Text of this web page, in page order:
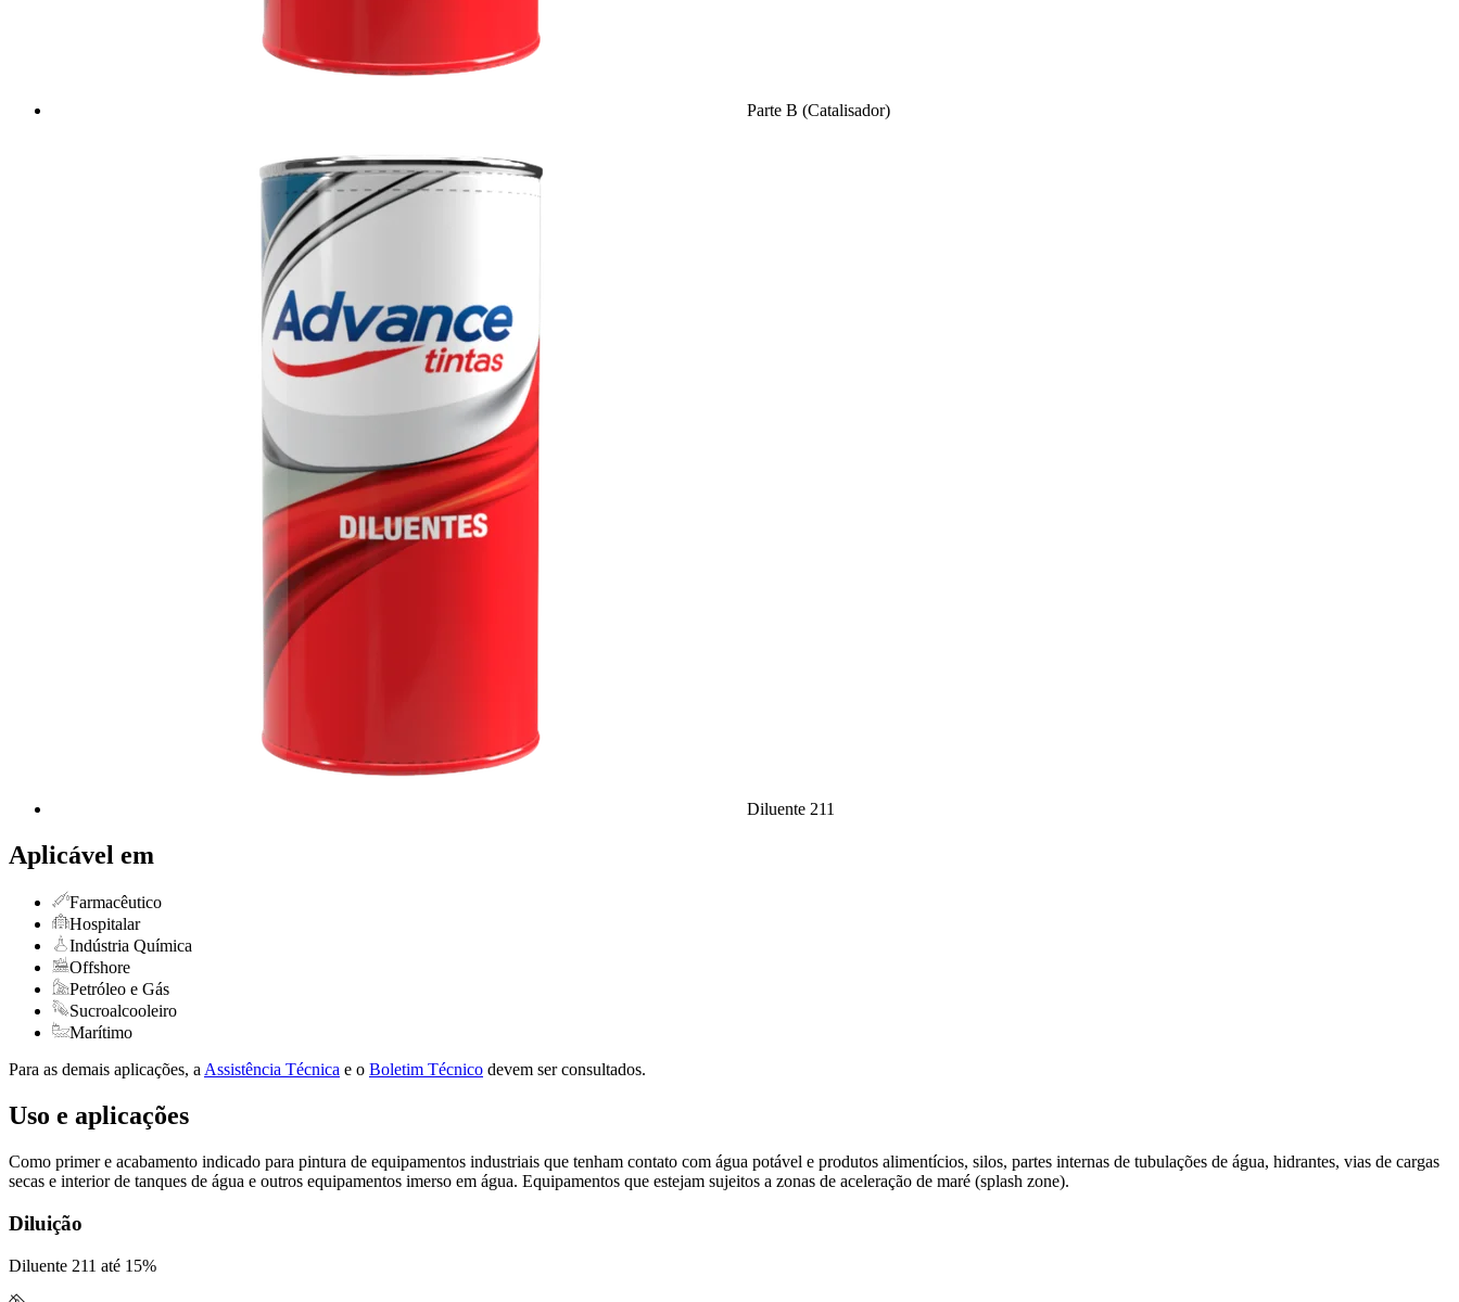
Parte B (Catalisador)
Diluente 211
Aplicável em
Farmacêutico
Hospitalar
Indústria Química
Offshore
Petróleo e Gás
Sucroalcooleiro
Marítimo
Para as demais aplicações, aAssistência Técnica e o Boletim Técnico devem ser consultados.
Uso e aplicações
Como primer e acabamento indicado para pintura de equipamentos industriais que tenham contato com água potável e produtos alimentícios, silos, partes internas de tubulações de água, hidrantes, vias de cargas
secas e interior de tanques de água e outros equipamentos imerso em água. Equipamentos que estejam sujeitos a zonas de aceleração de maré (splash zone).
Diluição
Diluente 211 até 15%